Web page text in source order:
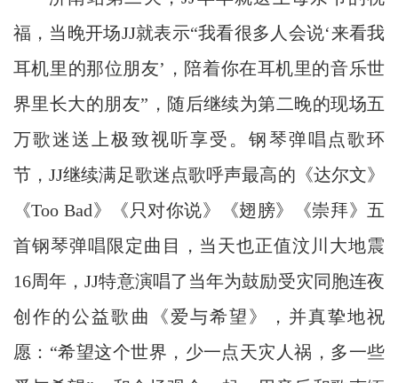
福，当晚开场JJ就表示“我看很多人会说‘来看我
耳机里的那位朋友’，陪着你在耳机里的音乐世
界里长大的朋友”，随后继续为第二晚的现场五
万歌迷送上极致视听享受。钢琴弹唱点歌环
节，JJ继续满足歌迷点歌呼声最高的《达尔文》
《Too Bad》《只对你说》《翅膀》《崇拜》五
首钢琴弹唱限定曲目，当天也正值汶川大地震
16周年，JJ特意演唱了当年为鼓励受灾同胞连夜
创作的公益歌曲《爱与希望》，并真挚地祝
愿：“希望这个世界，少一点天灾人祸，多一些